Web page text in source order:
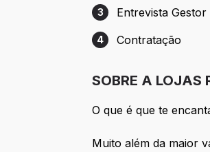
Etapa 3: Entrevista
3 Entrevista Gestor
Etapa 4: Contratação
4 Contratação
SOBRE A LOJAS
O que é que te
Muito além da maior